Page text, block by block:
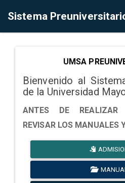
Sistema
UMSA
Bienvenido al
de la Universidad
ANTES DE REALIZAR
REVISAR LOS MANUALES